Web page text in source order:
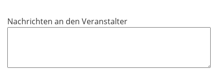
l
Nachrichten an den Veranstalter